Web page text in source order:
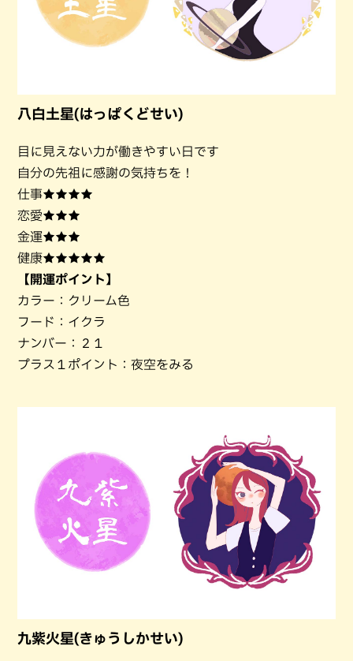
八白土星(はっぱくどせい)
目に見えない力が働きやすい日です
自分の先祖に感謝の気持ちを！
仕事★★★★
恋愛★★★
金運★★★
健康★★★★★
【開運ポイント】
カラー：クリーム色
フード：イクラ
ナンバー：２１
プラス１ポイント：夜空をみる
九紫火星(きゅうしかせい)